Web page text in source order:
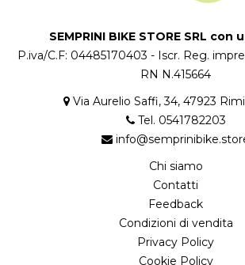
SEMPRINI BIKE STORE SRL con
P.iva/C.F: 04485170403 - Iscr. Reg.
RN N.415664
Via Aurelio Saffi, 34, 47923
Tel. 0541782203
Chi siamo
Contatti
Feedback
Condizioni di vendita
Privacy Policy
Cookie Policy